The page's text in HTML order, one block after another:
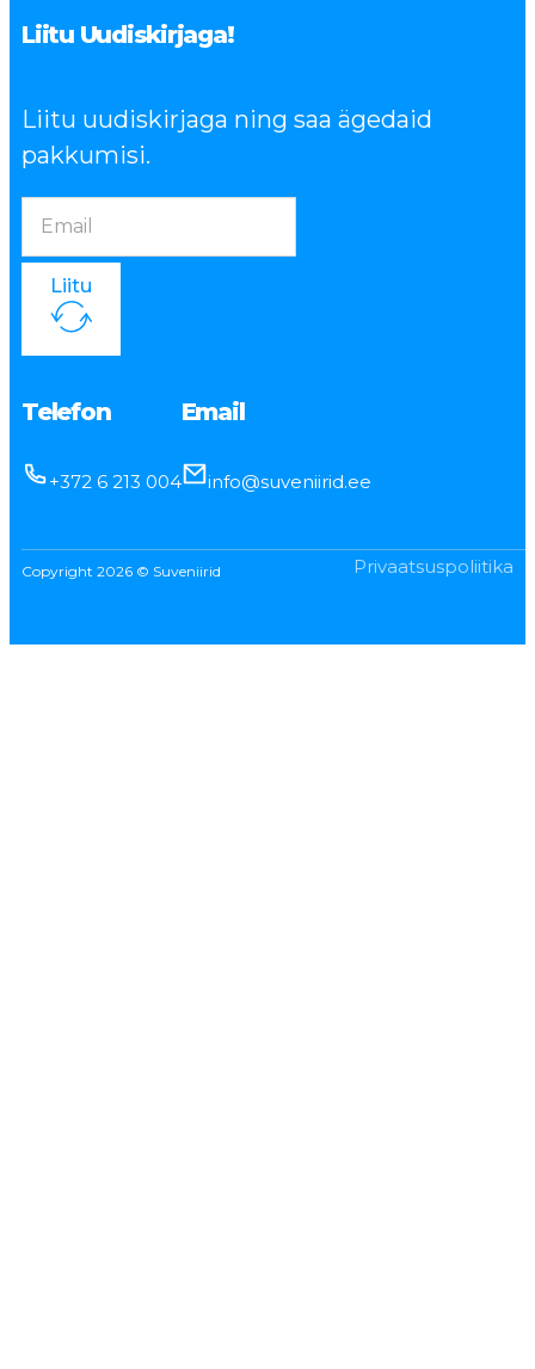
Liitu Uudiskirjaga!
Liitu uudiskirjaga ning saa ägedaid
pakkumisi.
Liitu
Telefon
+372 6 213 004
Email
info@suveniirid.ee
Copyright 2026 © Suveniirid Privaatsuspoliitika